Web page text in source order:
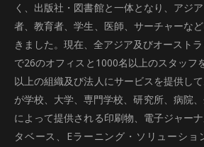
く、出版社・図書館と一体となり、アジ
者、教育者、学生、医師、サーチャーな
きました。現在、全アジア及びオースト
で26のオフィスと1000名以上のスタッフ
以上の組織及び法人にサービスを提供し
が学校、大学、専門学校、研究所、病院
によって提供される印刷物、電子ジャー
タベース、Eラーニング・ソリューショ